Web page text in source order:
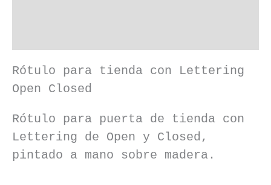
Rótulo para tienda con Lettering
Open Closed
Rótulo para puerta de tienda con
Lettering de Open y Closed,
pintado a mano sobre madera.